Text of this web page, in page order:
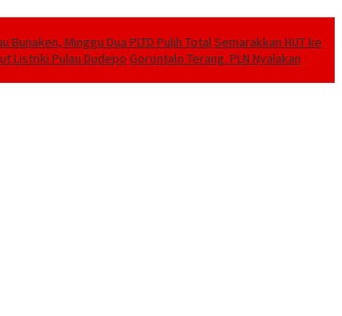
Bunaken, Minggu Dua PLTD Pulih TotalSemarakkan HUT ke
Listriki Pulau Dudepo Gorontalo Terang. PLN Nyalakan